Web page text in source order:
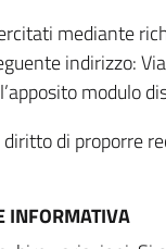
mediante
indirizzo:
modulo
di proporre
INFORMATIVA